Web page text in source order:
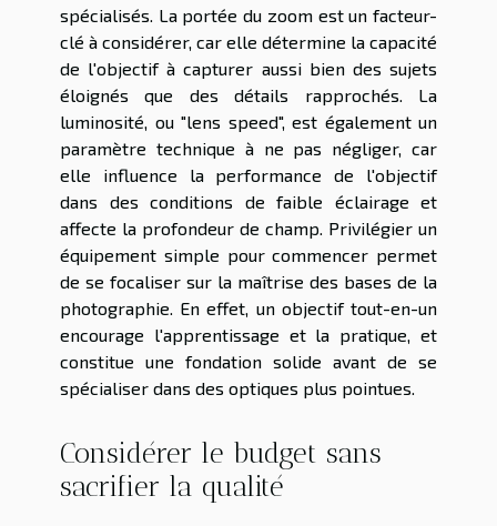
spécialisés. La portée du zoom est un facteur-
clé à considérer, car elle détermine la capacité
de l'objectif à capturer aussi bien des sujets
éloignés que des détails rapprochés. La
luminosité, ou "lens speed", est également un
paramètre technique à ne pas négliger, car
elle influence la performance de l'objectif
dans des conditions de faible éclairage et
affecte la profondeur de champ. Privilégier un
équipement simple pour commencer permet
de se focaliser sur la maîtrise des bases de la
photographie. En effet, un objectif tout-en-un
encourage l'apprentissage et la pratique, et
constitue une fondation solide avant de se
spécialiser dans des optiques plus pointues.
Considérer le budget sans
sacrifier la qualité